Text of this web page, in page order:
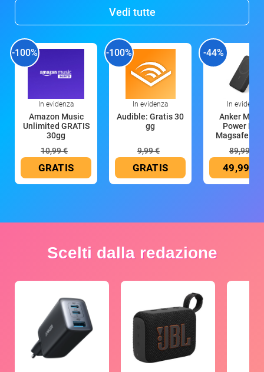
Vedi tutte
-100%
In evidenza
Amazon Music
Unlimited GRATIS
30gg
10,99 €
GRATIS
-100%
In evidenza
Audible: Gratis 30
gg
9,99 €
GRATIS
-44%
In evidenza
Anker
Power
Magsafe
89,99 €
49,99 €
Scelti dalla redazione